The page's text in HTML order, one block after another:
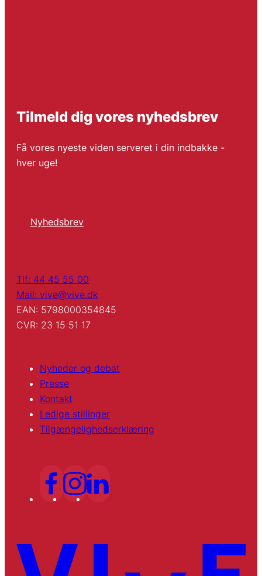
Tilmeld dig vores nyhedsbrev
Få vores nyeste viden serveret i din indbakke -
hver uge!
Nyhedsbrev
Tlf: 44 45 55 00
Mail: vive@vive.dk
EAN: 5798000354845
CVR: 23 15 51 17
Nyheder og debat
Presse
Kontakt
Ledige stillinger
Tilgængelighedserklæring